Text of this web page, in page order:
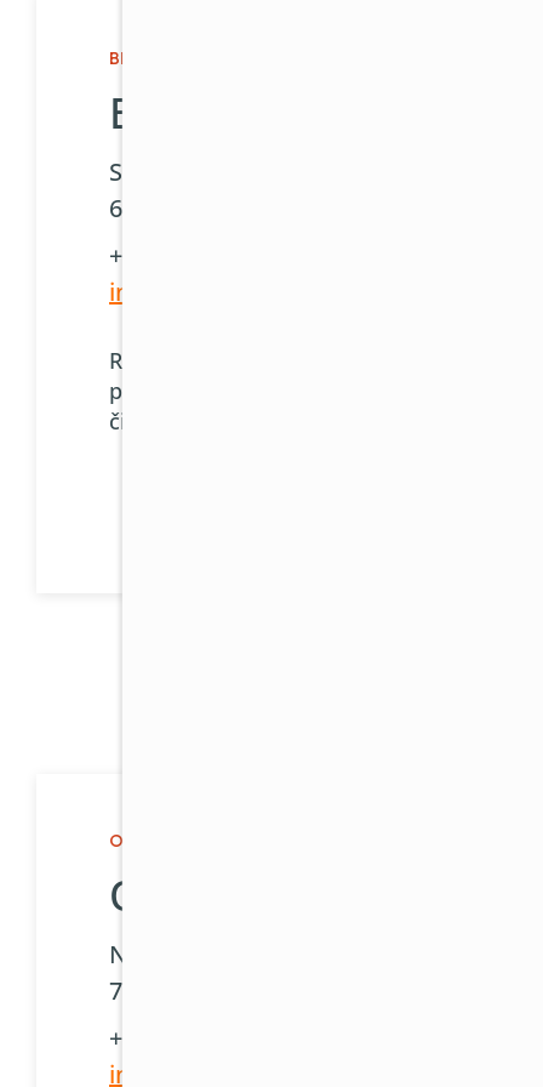
BRNO A JIHOMORAVSKÝ KRAJ
Brno
Spálená 480/1
60200 Brno
+420 511 114 890
info@81klima.cz
Rádi Vás na našem showroomu
přivítáme po předchozí e-mailové
či telefonické domluvě.
OSTRAVA, OLOMOUC A OKOLÍ
Ostrava
Nádražní 445/185
70200 Ostrava
+420 597 457 349
info@81klima.cz